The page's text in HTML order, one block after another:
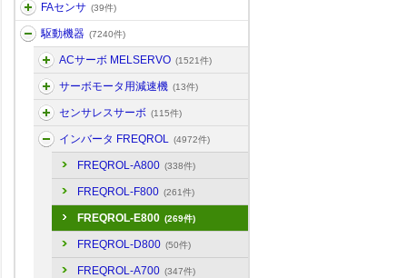
FAセンサ (39件)
駆動機器 (7240件)
ACサーボ MELSERVO (1521件)
サーボモータ用減速機 (13件)
センサレスサーボ (115件)
インバータ FREQROL (4972件)
FREQROL-A800 (338件)
FREQROL-F800 (261件)
FREQROL-E800 (269件)
FREQROL-D800 (50件)
FREQROL-A700 (347件)